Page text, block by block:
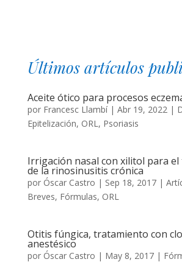
Últimos artículos
Aceite ótico para procesos
por Francesc Llambí| Abr 19, 2022|
Epitelización, ORL, Psoriasis
Irrigación nasal con xilitol para
de la rinosinusitis crónica
por Óscar Castro | Sep 18, 2017|
Breves, Fórmulas, ORL
Otitis fúngica, tratamiento con
anestésico
por Óscar Castro | May 8, 2017|